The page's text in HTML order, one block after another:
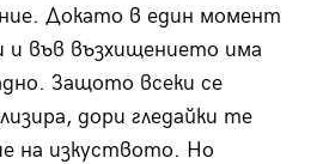
Докато в един момент
и във възхищението има
Защото всеки се
дори гледайки те
на изкуството. Но